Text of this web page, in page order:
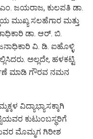
ಜಯರಾಜ, ಕುಲಪತಿ ಡಾ.
ಸಲಹೆಗಾರ ಮತ್ತು
ಡಾ. ಆರ್. ಬಿ.
ವಿ. ಡಿ. ಐಹೊಳ್ಳಿ
ಅಲ್ಲದೇ, ಹಳಕಟ್ಟಿ
ಮಾಡಿ ಗೌರವ ನಮನ
ವಿದ್ಯಾಭ್ಯಾಸಕ್ಕಾಗಿ
ಕುಟುಂಬಸ್ಥರಿಗೆ
ಮೊಮ್ಮಗ ಗಿರೀಶ